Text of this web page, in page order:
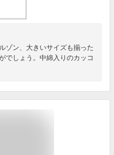
ゾン、大きいサイズも揃った
でしょう。中綿入りのカッコ